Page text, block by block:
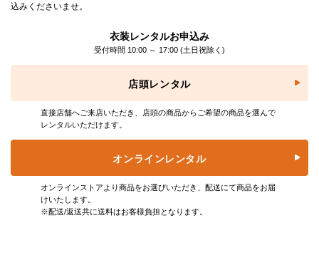
込みくださいませ。
衣装レンタルお申込み
受付時間 10:00 ～ 17:00 (土日祝除く)
店頭レンタル
直接店舗へご来店いただき、店頭の商品からご希望の商品を選んで
レンタルいただけます。
オンラインレンタル
オンラインストアより商品をお選びいただき、配送にて商品をお届
けいたします。
※配送/返送共に送料はお客様負担となります。